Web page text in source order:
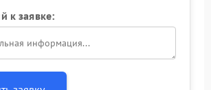
к заявке: